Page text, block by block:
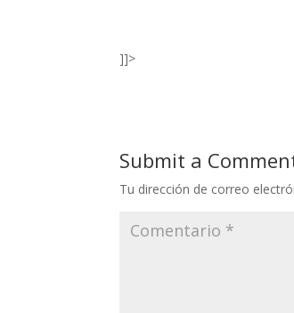
]]>
Submit a
Tu dirección de correo